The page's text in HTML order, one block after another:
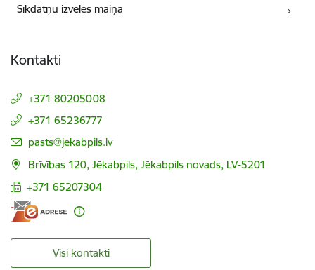
Sīkdatņu izvēles maiņa
Kontakti
+371 80205008
+371 65236777
E-pasts:
pasts@jekabpils.lv
Brīvības 120, Jēkabpils, Jēkabpils novads, LV-5201
+371 65207304
Visi kontakti